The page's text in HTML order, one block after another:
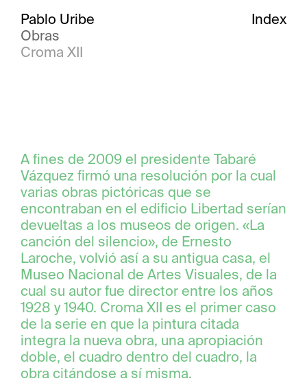
Pablo Uribe
Obras
Croma XII
Index
A fines de 2009 el presidente Tabaré
Vázquez firmó una resolución por la cual
varias obras pictóricas que se
encontraban en el edificio Libertad serían
devueltas a los museos de origen. «La
canción del silencio», de Ernesto
Laroche, volvió así a su antigua casa, el
Museo Nacional de Artes Visuales, de la
cual su autor fue director entre los años
1928 y 1940. Croma XII es el primer caso
de la serie en que la pintura citada
integra la nueva obra, una apropiación
doble, el cuadro dentro del cuadro, la
obra citándose a sí misma.